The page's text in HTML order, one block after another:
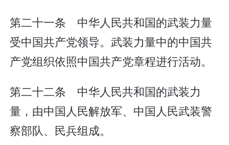
第二十一条 中华人民共和国的武装力量
受中国共产党领导。武装力量中的中国共
产党组织依照中国共产党章程进行活动。
第二十二条 中华人民共和国的武装力
量，由中国人民解放军、中国人民武装警
察部队、民兵组成。